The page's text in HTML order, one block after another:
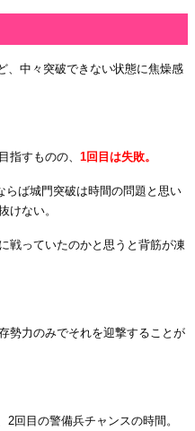
、中々突破できない状態に焦燥感
指すものの、 1回目は失敗。
らば城門突破は時間の問題と思い
けない。
戦っていたのかと思うと背筋が凍
勢力のみでそれを迎撃することが
回目の警備兵チャンスの時間。